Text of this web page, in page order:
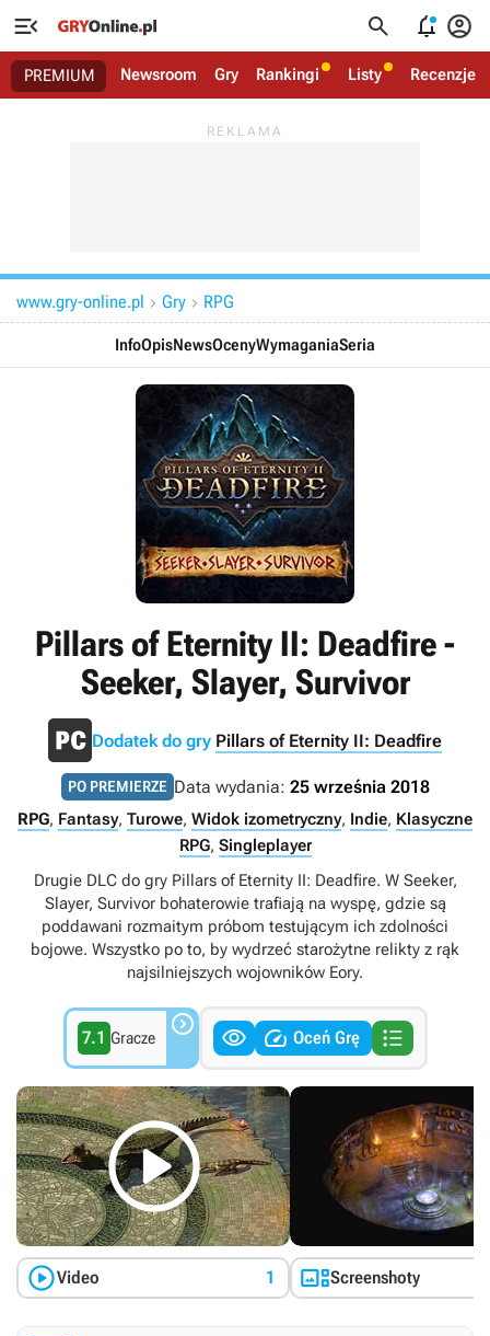
   
PREMIUM Newsroom Gry Rankingi Listy Recenzje
www.gry-online.pl  Gry  RPG
InfoOpisNewsOcenyWymaganiaSeria
Pillars of Eternity II: Deadfire -
Seeker, Slayer, Survivor
Dodatek do gry Pillars of Eternity II: Deadfire
PO PREMIERZE Data wydania: 25 września 2018
RPG, Fantasy, Turowe, Widok izometryczny, Indie, Klasyczne
RPG, Singleplayer
Drugie DLC do gry Pillars of Eternity II: Deadfire. W Seeker,
Slayer, Survivor bohaterowie trafiają na wyspę, gdzie są
poddawani rozmaitym próbom testującym ich zdolności
bojowe. Wszystko po to, by wydrzeć starożytne relikty z rąk
najsilniejszych wojowników Eory.
7.1 Gracze    Oceń Grę 

Video 1 Screenshoty